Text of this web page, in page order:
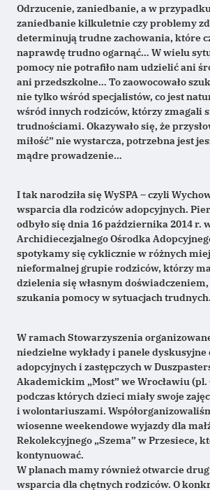
Odrzucenie, zaniedbanie, a w
zaniedbanie kilkuletnie czy problemy
determinują trudne zachowania, które
naprawdę trudno ogarnąć… W wielu
pomocy nie potrafiło nam udzielić ani
ani przedszkolne… To zaowocowało
nie tylko wśród specjalistów, co jest
wśród innych rodziców, którzy zmagali
trudnościami. Okazywało się, że
miłość” nie wystarcza, potrzebna jest
mądre prowadzenie…
I tak narodziła się WySPA – czyli
wsparcia dla rodziców adopcyjnych.
odbyło się dnia 16 października 2014 r.
Archidiecezjalnego Ośrodka
spotykamy się cyklicznie w różnych
nieformalnej grupie rodziców, którzy
dzielenia się własnym
szukania pomocy w sytuacjach
W ramach Stowarzyszenia
niedzielne wykłady i panele
adopcyjnych i zastępczych w
Akademickim „Most” we Wrocławiu
podczas których dzieci miały swoje
i wolontariuszami.
wiosenne weekendowe wyjazdy dla
Rekolekcyjnego „Szema” w Przesiece,
kontynuować.
W planach mamy również otwarcie
wsparcia dla chętnych rodziców. O